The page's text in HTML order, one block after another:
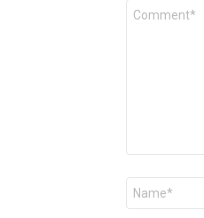
Comentário
Nome